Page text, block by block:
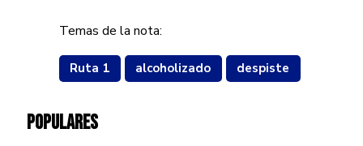
Temas de la nota:
Ruta 1 alcoholizado despiste
POPULARES